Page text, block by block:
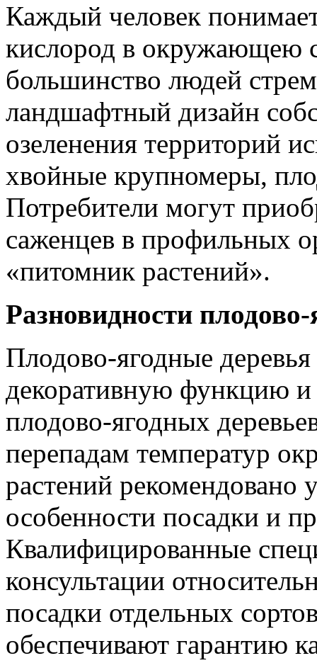
Каждый человек
кислород в окружающею
большинство людей
ландшафтный дизайн
озеленения территорий
хвойные крупномеры,
Потребители могут
саженцев в профильных
«питомник растений».
Разновидности
Плодово-ягодные
декоративную функцию
плодово-ягодных
перепадам температур
растений рекомендовано
особенности посадки и
Квалифицированные
консультации
посадки отдельных
обеспечивают гарантию